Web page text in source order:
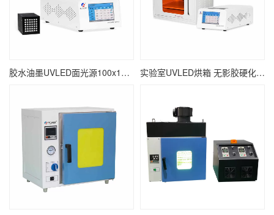
胶水油墨UVLED面光源100x100 瞬间固化面光源UV固化机 实验室UVLED烘箱 无影胶硬化紫外线UV烘干设备